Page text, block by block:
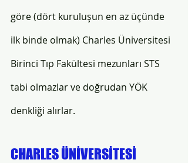
göre (dört kuruluşun en az üçünde
ilk binde olmak) Charles Üniversitesi
Birinci Tıp Fakültesi mezunları STS
tabi olmazlar ve doğrudan YÖK
denkliği alırlar.
CHARLES ÜNİVERSİTESİ